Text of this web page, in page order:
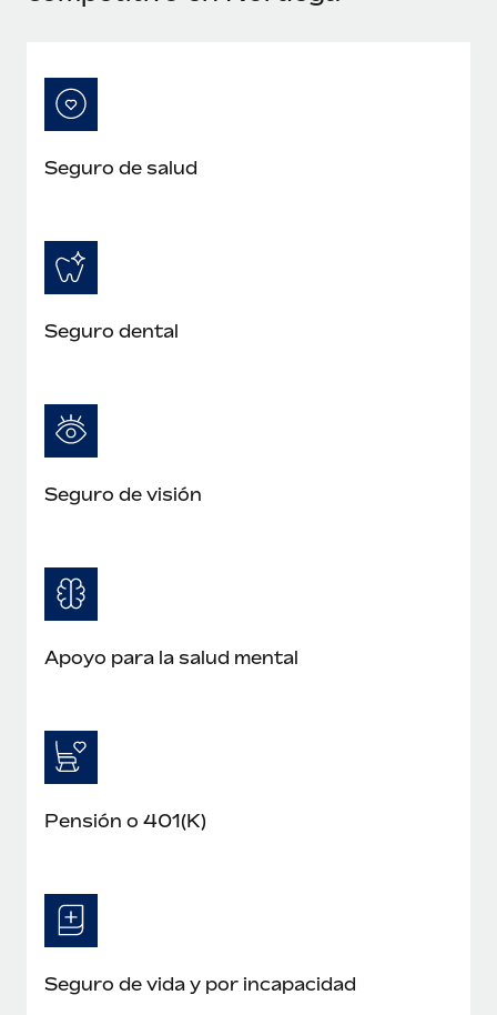
Seguro de salud
Seguro dental
Seguro de visión
Apoyo para la salud mental
Pensión o 401(K)
Seguro de vida y por incapacidad